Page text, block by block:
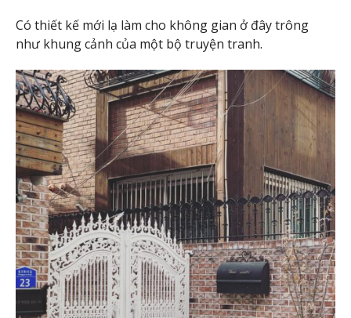
Có thiết kế mới lạ làm cho không gian ở đây trông
như khung cảnh của một bộ truyện tranh.